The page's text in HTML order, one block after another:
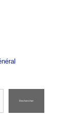
Rechercher